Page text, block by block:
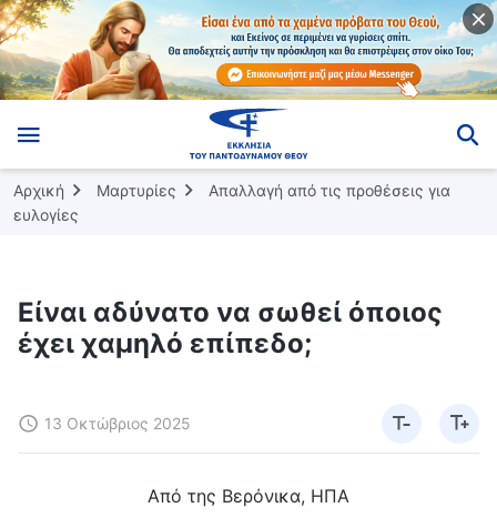
Αρχική Μαρτυρίες
Απαλλαγή από τις προθέσεις για
ευλογίες
Είναι αδύνατο να σωθεί όποιος
έχει χαμηλό επίπεδο;
13 Οκτώβριος 2025
Από της Βερόνικα, ΗΠΑ